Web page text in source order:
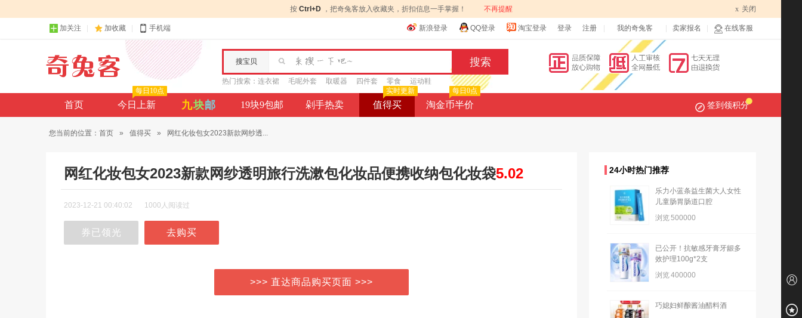
按 Ctrl+D ，把奇兔客放入收藏夹，折扣信息一手掌握！ 不再提醒 x 关闭
加关注 加收藏 手机端 新浪登录 QQ登录 淘宝登录 登录 注册 我的奇兔客 卖家报名 在线客服
搜宝贝
热门搜索： 连衣裙 毛呢外套 取暖器 四件套 零食 运动鞋
首页 今日上新
每日10点
九块邮 19块9包邮 剁手热卖 值得买
实时更新
淘金币半价
每日0点
签到领积分
您当前的位置： 首页 » 值得买 » 网红化妆包女2023新款网纱透...
网红化妆包女2023新款网纱透明旅行洗漱包化妆品便携收纳包化妆袋5.02
2023-12-21 00:40:02 1000人阅读过
券已领光 去购买
>>> 直达商品购买页面 >>>
24小时热门推荐
乐力小蓝条益生菌大人女性
儿童肠胃肠道口腔
浏览500000
已公开！抗敏感牙膏牙龈多
效护理100g*2支
浏览400000
巧媳妇鲜酿酱油醋料酒